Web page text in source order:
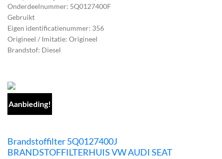
prijs
was:
prijs
is:
Onderdeelnummer: 5Q0127400F
Gebruikt
Eigen identificatienummer: 356
Origineel / Imitatie: Origineel
Brandstof: Diesel
Aanbieding!
Brandstoffilter 5Q0127400J
BRANDSTOFFILTERHUIS VW AUDI SEAT